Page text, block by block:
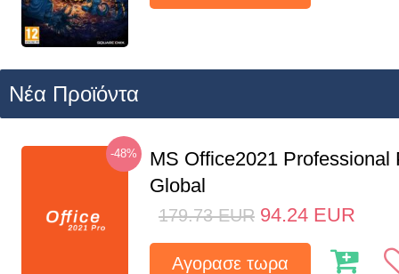
Νέα Προϊόντα
-48%
MS Office2021 Professional
Global
179.73 EUR 94.24 EUR
Αγορασε τωρα